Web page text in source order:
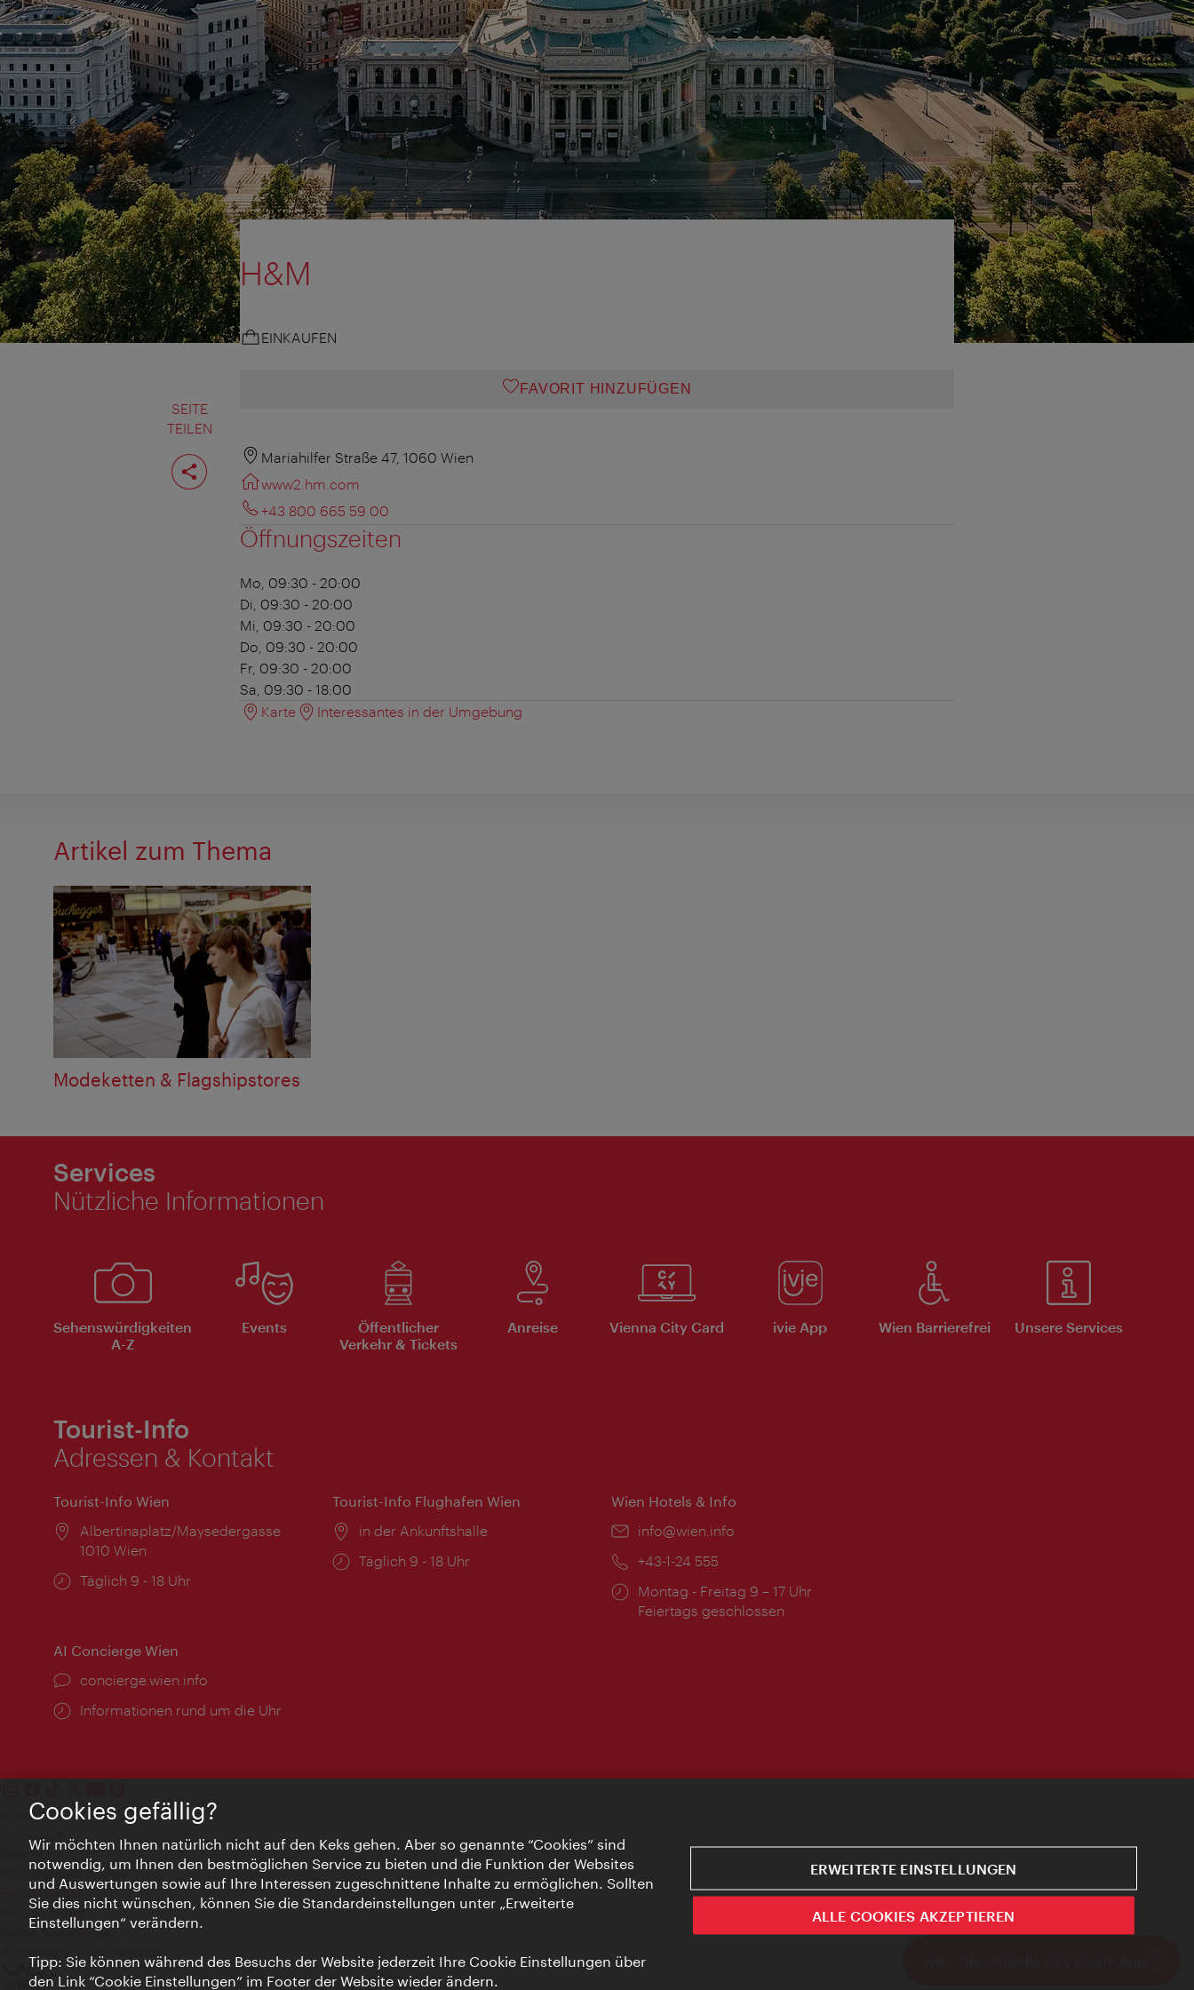
SEITE
TEILEN
Seite
teilen
H&M
EINKAUFEN
FAVORIT HINZUFÜGEN
Mariahilfer Straße 47, 1060 Wien
www2.hm.com
+43 800 665 59 00
Öffnungszeiten
Mo, 09:30 - 20:00
Di, 09:30 - 20:00
Mi, 09:30 - 20:00
Do, 09:30 - 20:00
Fr, 09:30 - 20:00
Sa, 09:30 - 18:00
Karte
Interessantes in der Umgebung
Artikel zum Thema
Modeketten & Flagshipstores
Services
Nützliche Informationen
Sehenswürdigkeiten
A-Z
Events
Öffentlicher
Verkehr & Tickets
Anreise Vienna City Card ivie App Wien Barrierefrei Unsere Services
Tourist-Info
Adressen & Kontakt
Tourist-Info Wien
Ort:
Albertinaplatz/Maysedergasse
1010 Wien
Öffnungszeiten:
Täglich 9 - 18 Uhr
Tourist-Info Flughafen Wien
Ort:
in der Ankunftshalle
Öffnungszeiten:
Täglich 9 - 18 Uhr
Wien Hotels & Info
Email:
info@wien.info
Telefon:
+43-1-24 555
Öffnungszeiten:
Montag - Freitag 9 – 17 Uhr
Feiertags geschlossen
AI Concierge Wien
Ort:
concierge.wien.info
Öffnungszeiten:
Informationen rund um die Uhr
Kontakt
Datenschutz
Nutzungsbedingungen
Barrierefreiheit
Presse-Kontakt
Cookie Einstellungen
Cookies gefällig?
Wir möchten Ihnen natürlich nicht auf den Keks gehen. Aber so genannte “Cookies” sind
notwendig, um Ihnen den bestmöglichen Service zu bieten und die Funktion der Websites
und Auswertungen sowie auf Ihre Interessen zugeschnittene Inhalte zu ermöglichen. Sollten
Sie dies nicht wünschen, können Sie die Standardeinstellungen unter „Erweiterte
Einstellungen“ verändern.
Tipp: Sie können während des Besuchs der Website jederzeit Ihre Cookie Einstellungen über
den Link “Cookie Einstellungen” im Footer der Website wieder ändern.
ERWEITERTE EINSTELLUNGEN
ALLE COOKIES AKZEPTIEREN